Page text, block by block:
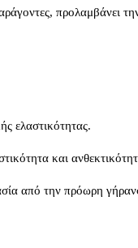
προλαμβάνει
ελαστικότητας.
και
από την πρόωρη